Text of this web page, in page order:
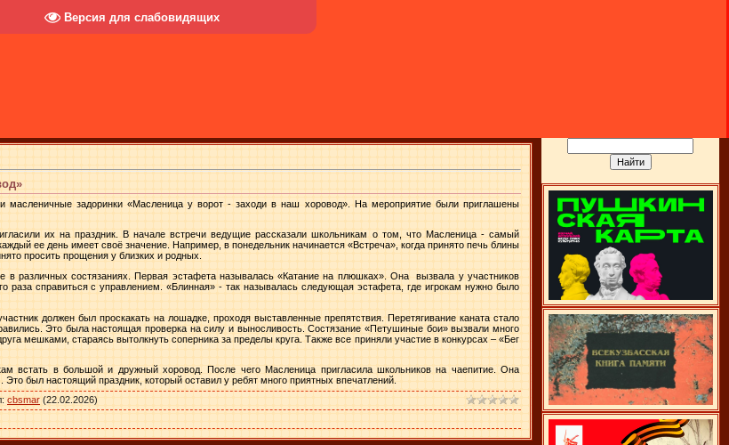
Версия для слабовидящих
масленичные задоринки «Масленица у ворот - заходи в наш хоровод». На мероприятие были приглашены
их на праздник. В начале встречи ведущие рассказали школьникам о том, что Масленица - самый
ее день имеет своё значение. Например, в понедельник начинается «Встреча», когда принято печь блины
просить прощения у близких и родных.
в различных состязаниях. Первая эстафета называлась «Катание на плюшках». Она вызвала у участников
раза справиться с управлением. «Блинная» - так называлась следующая эстафета, где игрокам нужно было
должен был проскакать на лошадке, проходя выставленные препятствия. Перетягивание каната стало
Это была настоящая проверка на силу и выносливость. Состязание «Петушиные бои» вызвали много
мешками, стараясь вытолкнуть соперника за пределы круга. Также все приняли участие в конкурсах – «Бег
встать в большой и дружный хоровод. После чего Масленица пригласила школьников на чаепитие. Она
был настоящий праздник, который оставил у ребят много приятных впечатлений.
: cbsmar (22.02.2026)